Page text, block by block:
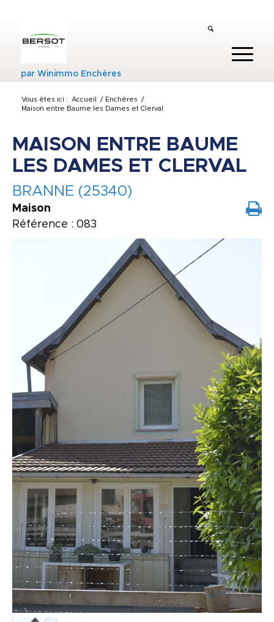
parWinimmo Enchères
Vous êtes ici : Accueil / Enchères
/
Maison entre Baume les Dames et Clerval
MAISON ENTRE BAUME
LES DAMES ET CLERVAL
BRANNE (25340)
Maison
Référence : 083